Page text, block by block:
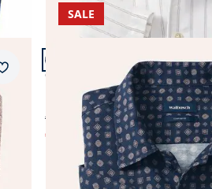
Merkzettel
Artikel 21 von 23.
Passform Comfort Fit.
SALE
Comfort Fit
Leinen-Mix Revers-Kragen-
€ 74,99
€ 44,99 (-40%)